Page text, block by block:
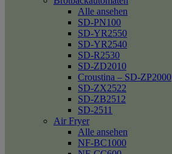
Alle ansehen
SD-PN100
SD-YR2550
SD-YR2540
SD-R2530
SD-ZD2010
Croustina – SD-ZP2000
SD-ZX2522
SD-ZB2512
SD-2511
Air Fryer
Alle ansehen
NF-BC1000